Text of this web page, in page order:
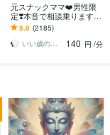
元スナックママ❤️男性限
定❣️本音で相談乗ります
私に頼ってみませんか❤️
味方になります。
5.0 (2185)
いい歳のエリー♡
140 円 /分